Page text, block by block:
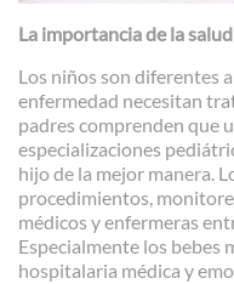
La importancia de la
Los niños son diferentes
enfermedad necesitan
padres comprenden que
especializaciones
hijo de la mejor manera.
procedimientos,
médicos y enfermeras
Especialmente los bebes
hospitalaria médica y